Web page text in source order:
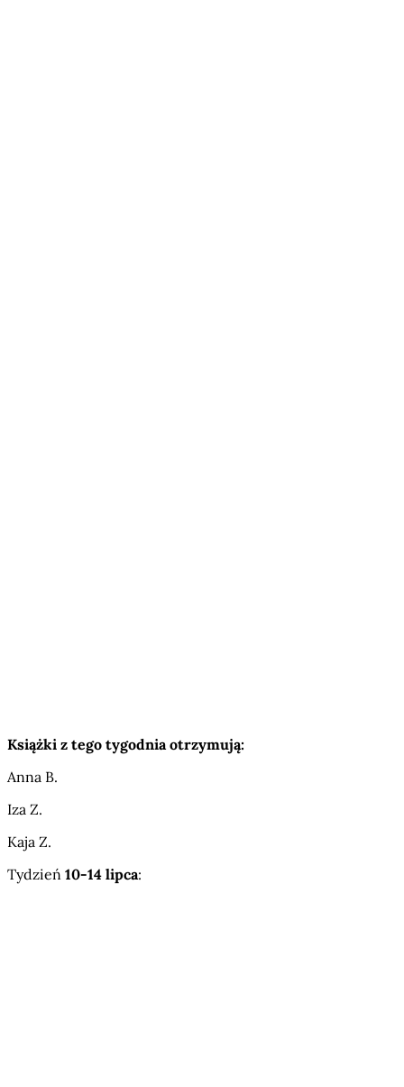
Książki z tego tygodnia otrzymują:
Anna B.
Iza Z.
Kaja Z.
Tydzień 10-14 lipca: